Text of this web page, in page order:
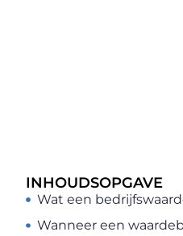
INHOUDSOPGAVE
Wat een